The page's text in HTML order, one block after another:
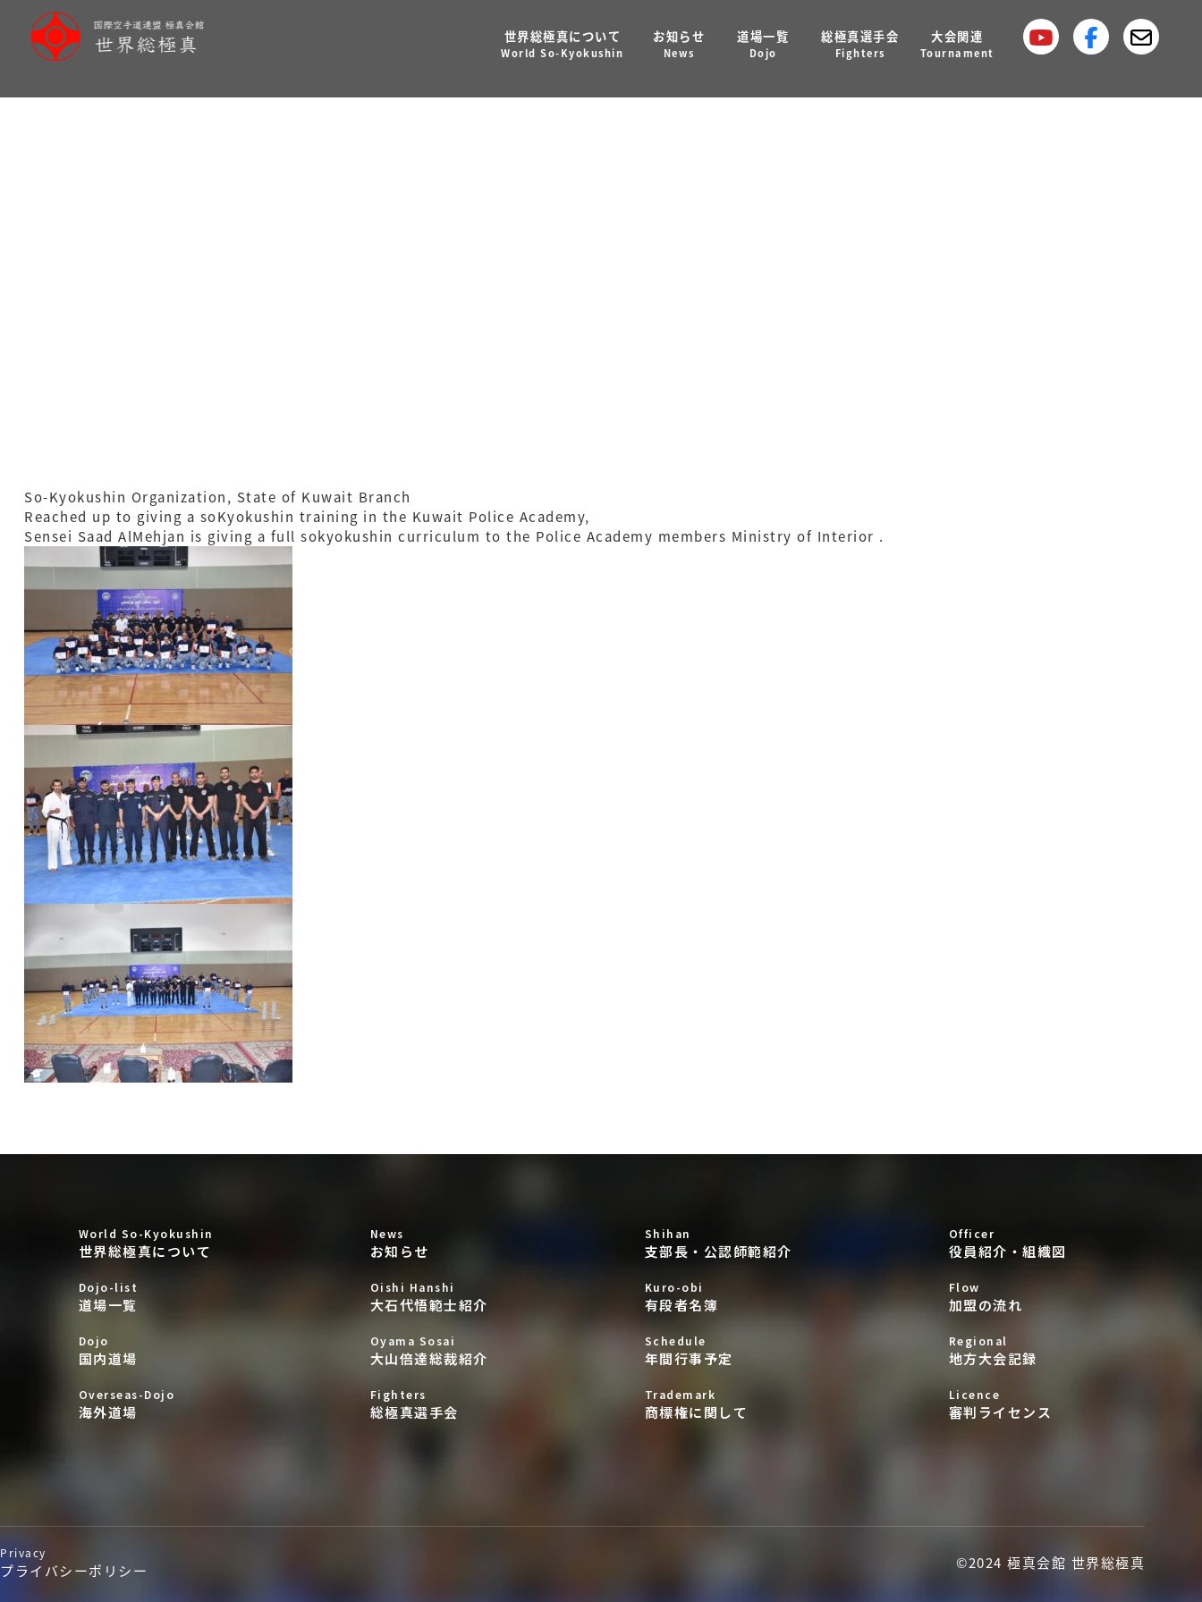
世界総極真について お知らせ 道場一覧 総極真選手会 大会関連
So-Kyokushin Organization, State of Kuwait Branch
Reached up to giving a soKyokushin training in the Kuwait Police Academy,
Sensei Saad AlMehjan is giving a full sokyokushin curriculum to the Police Academy members Ministry of Interior .
World So-Kyokushin
世界総極真について
Dojo-list
道場一覧
Dojo
国内道場
Overseas-Dojo
海外道場
News
お知らせ
Oishi Hanshi
大石代悟範士紹介
Oyama Sosai
大山倍達総裁紹介
Fighters
総極真選手会
Shihan
支部長・公認師範紹介
Kuro-obi
有段者名簿
Schedule
年間行事予定
Trademark
商標権に関して
Officer
役員紹介・組織図
Flow
加盟の流れ
Regional
地方大会記録
Licence
審判ライセンス
Privacy
プライバシーポリシー ©2024 極真会館 世界総極真